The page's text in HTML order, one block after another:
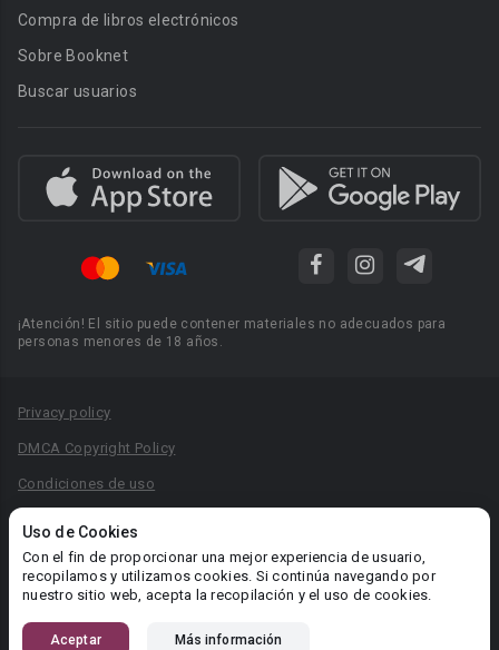
Uso de Cookies
Con el fin de proporcionar una mejor experiencia de usuario,
recopilamos y utilizamos cookies. Si continúa navegando por
nuestro sitio web, acepta la recopilación y el uso de cookies.
Aceptar Más información
Compra de libros electrónicos
Sobre Booknet
Buscar usuarios
¡Atención! El sitio puede contener materiales no adecuados para
personas menores de 18 años.
Privacy policy
DMCA Copyright Policy
Condiciones de uso
Reglas para la publicación de libros
Área RR.PP.: pr@booknet.com
© 2026 Booknet. Todos los derechos reservados.